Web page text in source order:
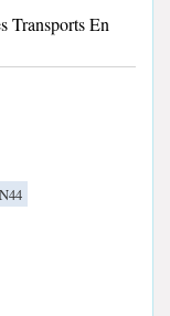
Transports En
N44